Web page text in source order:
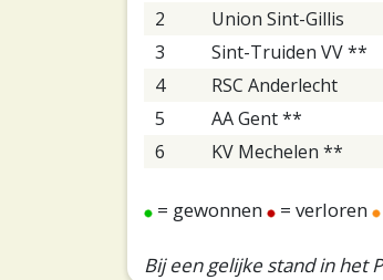
2
Union Sint-Gillis
3
Sint-Truiden VV **
4
RSC Anderlecht
5
AA Gent **
6
KV Mechelen **
= gewonnen = verloren
Bij een gelijke stand in het